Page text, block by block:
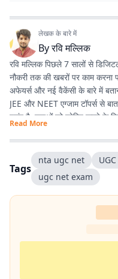
लेखक के बारे में
Byरवि मल्लिक
रवि मल्लिक पिछले 7 सालों से
नौकरी तक की खबरों पर काम
अफेयर्स और नई वैकेंसी के बारे में
JEE और NEET एग्जाम टॉपर्स से
पसंद है. युवाओं को प्रेरित करने के
जानकारी देना ही उनकी प्राथमिकता है.
Read More
Tags
nta ugc net
ugc net exam